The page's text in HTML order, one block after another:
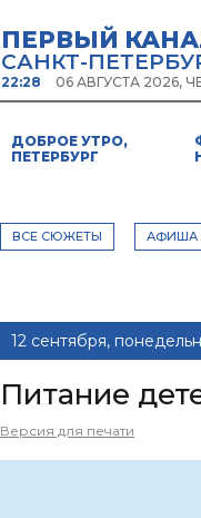
ПЕРВЫЙ
САНКТ-
22:28 06 АВГУСТА 2026,
ДОБРОЕ УТРО,
ПЕТЕРБУРГ
ВСЕ СЮЖЕТЫ АФИША
12 сентября,
Питание
Версия для печати